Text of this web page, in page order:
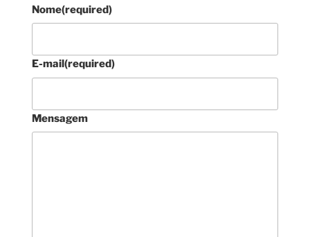
Nome(required)
E-mail(required)
Mensagem